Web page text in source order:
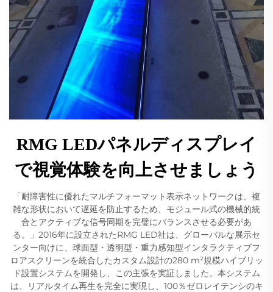
RMG LEDパネルディスプレイ
で視覚体験を向上させましょう
「耐障害性に優れたマルチフォーマット表示ネットワークは、複
雑な形状において遅延を防止するため、モジュール式の機械的統
合とアクティブな信号同期を完璧にバランスさせる必要があ
る。」2016年に設立されたRMG LED社は、グローバルな展示セ
ンター向けに、球面型・透明型・重力感知型インタラクティブフ
ロアスクリーンを統合したカスタム設計の280 m²規模ハイブリッ
ド設置システムを開発し、この主張を実証しました。本システム
は、リアルタイム再生を完全に実現し、100％ゼロレイテンシのキ